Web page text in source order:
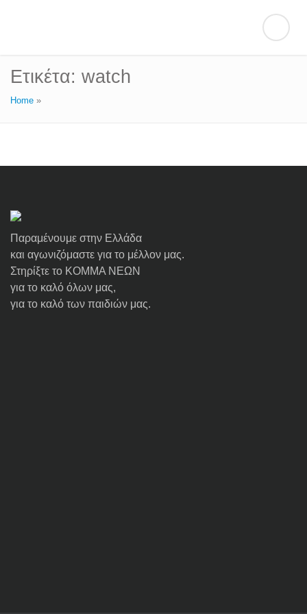
Ετικέτα: watch
Home »
Παραμένουμε στην Ελλάδα
και αγωνιζόμαστε για το μέλλον μας.
Στηρίξτε το ΚΟΜΜΑ ΝΕΩΝ
για το καλό όλων μας,
για το καλό των παιδιών μας.